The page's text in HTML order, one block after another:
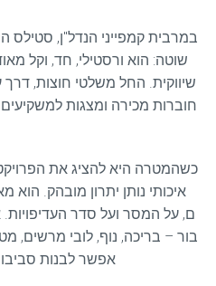
במרבית קמפייני הנדל"ן, סטילס
חוברות מכירה ומצגות
איכותי נותן יתרון מובהק.
ם, על המסר ועל סדר
אפשר לבנות